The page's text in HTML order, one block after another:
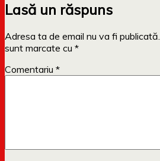
Lasă un răspuns
Adresa ta de email nu va fi publicată.
sunt marcate cu *
Comentariu *